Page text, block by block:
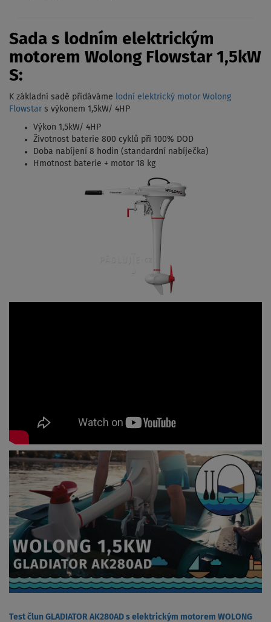
Sada s lodním elektrickým
motorem Wolong Flowstar 1,5kW
S:
K základní sadě přidáváme lodní elektrický motor Wolong
Flowstar s výkonem 1,5kW/ 4HP
Výkon 1,5kW/ 4HP
Životnost baterie 800 cyklů při 100% DOD
Doba nabíjení 8 hodin (standardní nabíječka)
Hmotnost baterie + motor 18 kg
Test člun GLADIATOR AK280AD s elektrickým motorem WOLONG